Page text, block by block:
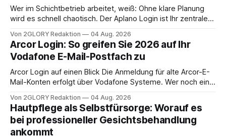
Wer im Schichtbetrieb arbeitet, weiß: Ohne klare Planung
wird es schnell chaotisch. Der Aplano Login ist Ihr zentraler
abwesenheiten und die gesamte kommunikation rund um
Ihr personal digital zu organisieren. In diesem Leitfaden
erfahren Sie alles, was Sie für einen reibungslosen Einstieg
brauchen, von der Registrierung
Von 2GLORY Redaktion 04 Aug. 2026
Arcor Login: So greifen Sie 2026 auf Ihr
Vodafone E-Mail-Postfach zu
Arcor Login auf einen Blick Die Anmeldung für alte Arcor-E-
Mail-Konten erfolgt über Vodafone Systeme. Wer noch eine
besitzt, loggt sich heute über das Vodafone E-Mail & Cloud
Portal ein. Der klassische Arcor Login über mail.
Von 2GLORY Redaktion 04 Aug. 2026
Hautpflege als Selbstfürsorge: Worauf es
bei professioneller Gesichtsbehandlung
ankommt